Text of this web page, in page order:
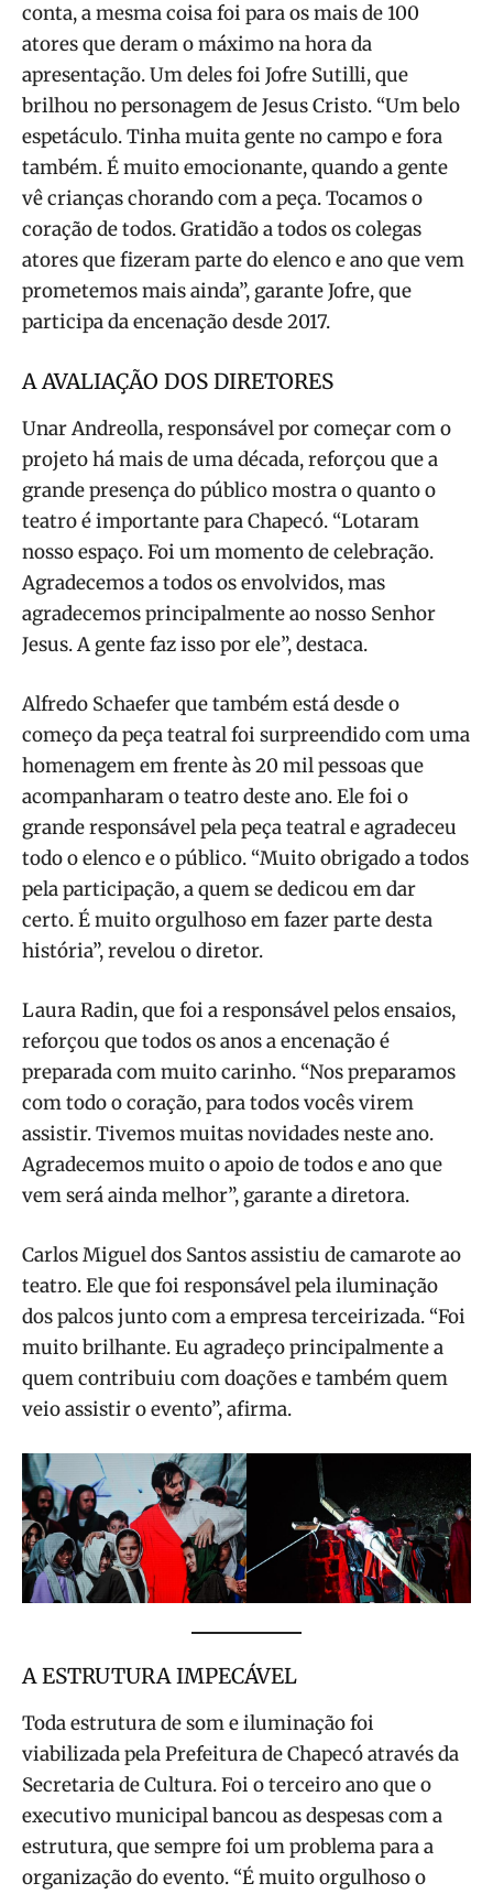
conta, a mesma coisa foi para os mais de 100
atores que deram o máximo na hora da
apresentação. Um deles foi Jofre Sutilli, que
brilhou no personagem de Jesus Cristo. “Um belo
espetáculo. Tinha muita gente no campo e fora
também. É muito emocionante, quando a gente
vê crianças chorando com a peça. Tocamos o
coração de todos. Gratidão a todos os colegas
atores que fizeram parte do elenco e ano que vem
prometemos mais ainda”, garante Jofre, que
participa da encenação desde 2017.
A AVALIAÇÃO DOS DIRETORES
Unar Andreolla, responsável por começar com o
projeto há mais de uma década, reforçou que a
grande presença do público mostra o quanto o
teatro é importante para Chapecó. “Lotaram
nosso espaço. Foi um momento de celebração.
Agradecemos a todos os envolvidos, mas
agradecemos principalmente ao nosso Senhor
Jesus. A gente faz isso por ele”, destaca.
Alfredo Schaefer que também está desde o
começo da peça teatral foi surpreendido com uma
homenagem em frente às 20 mil pessoas que
acompanharam o teatro deste ano. Ele foi o
grande responsável pela peça teatral e agradeceu
todo o elenco e o público. “Muito obrigado a todos
pela participação, a quem se dedicou em dar
certo. É muito orgulhoso em fazer parte desta
história”, revelou o diretor.
Laura Radin, que foi a responsável pelos ensaios,
reforçou que todos os anos a encenação é
preparada com muito carinho. “Nos preparamos
com todo o coração, para todos vocês virem
assistir. Tivemos muitas novidades neste ano.
Agradecemos muito o apoio de todos e ano que
vem será ainda melhor”, garante a diretora.
Carlos Miguel dos Santos assistiu de camarote ao
teatro. Ele que foi responsável pela iluminação
dos palcos junto com a empresa terceirizada. “Foi
muito brilhante. Eu agradeço principalmente a
quem contribuiu com doações e também quem
veio assistir o evento”, afirma.
A ESTRUTURA IMPECÁVEL
Toda estrutura de som e iluminação foi
viabilizada pela Prefeitura de Chapecó através da
Secretaria de Cultura. Foi o terceiro ano que o
executivo municipal bancou as despesas com a
estrutura, que sempre foi um problema para a
organização do evento. “É muito orgulhoso o